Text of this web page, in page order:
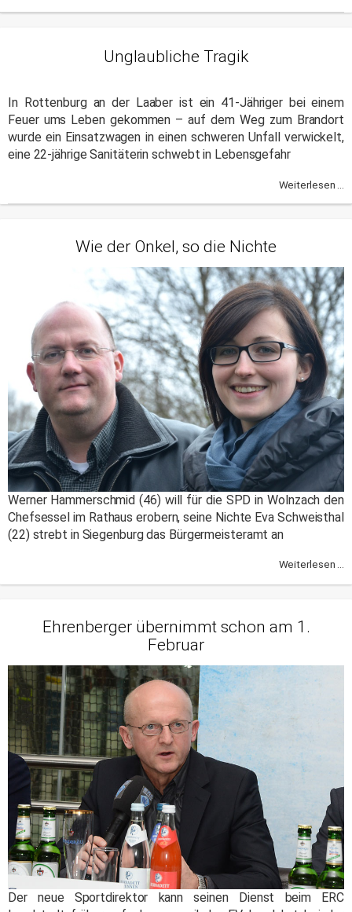
Unglaubliche Tragik
In Rottenburg an der Laaber ist ein 41-Jähriger bei einem
Feuer ums Leben gekommen – auf dem Weg zum Brandort
wurde ein Einsatzwagen in einen schweren Unfall verwickelt,
eine 22-jährige Sanitäterin schwebt in Lebensgefahr
Weiterlesen ...
Wie der Onkel, so die Nichte
Werner Hammerschmid (46) will für die SPD in Wolnzach den
Chefsessel im Rathaus erobern, seine Nichte Eva Schweisthal
(22) strebt in Siegenburg das Bürgermeisteramt an
Weiterlesen ...
Ehrenberger übernimmt schon am 1.
Februar
Der neue Sportdirektor kann seinen Dienst beim ERC